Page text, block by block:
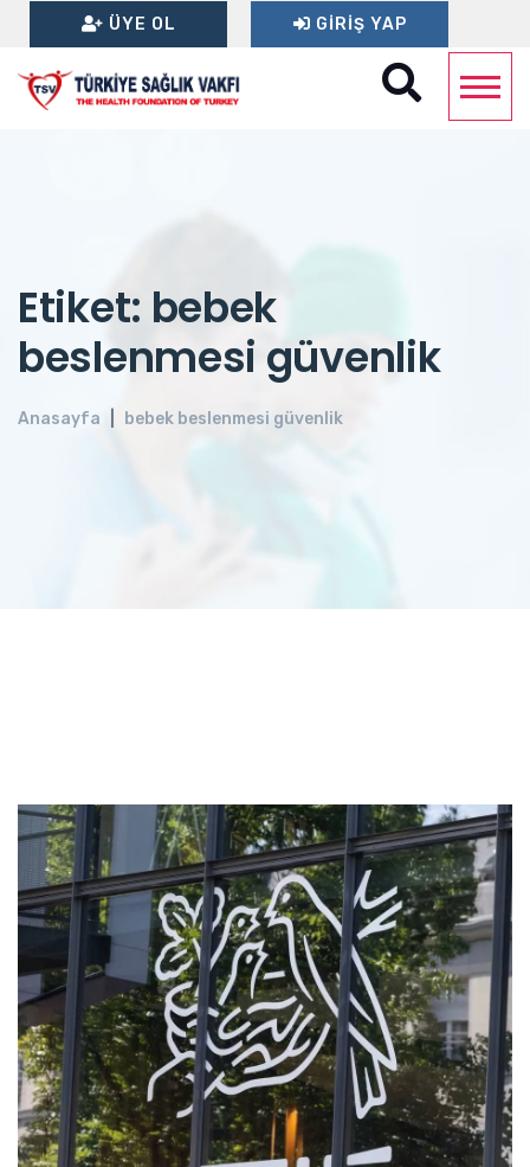
ÜYE OL GIRIŞ YAP
Etiket: bebek
beslenmesi güvenlik
Anasayfa bebek beslenmesi güvenlik